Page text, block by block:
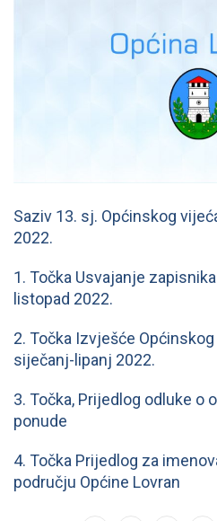
Saziv 13. sj. Općinskog
2022.
1. Točka Usvajanje
listopad 2022.
2. Točka Izvješće
siječanj-lipanj 2022.
3. Točka, Prijedlog odluke o
ponude
4. Točka Prijedlog za
području Općine Lovran